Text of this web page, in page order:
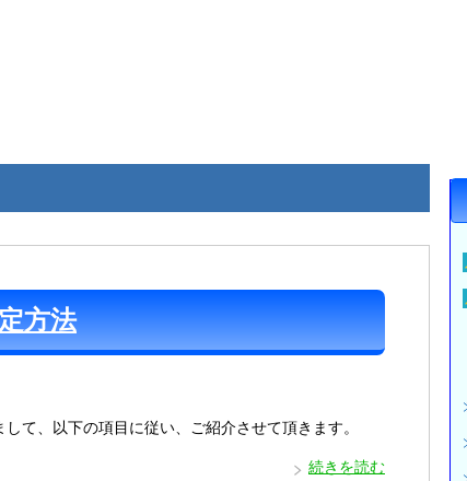
方法
て、以下の項目に従い、ご紹介させて頂きます。
続きを読む